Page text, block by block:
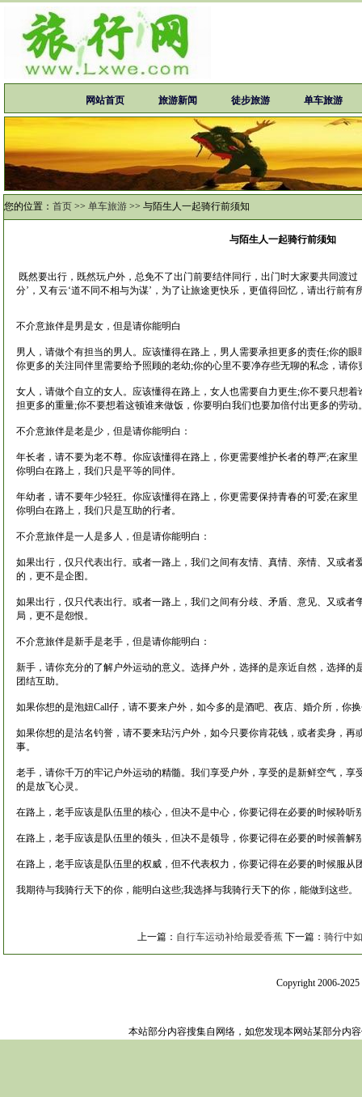
网站首页 旅游新闻 徒步旅游 单车旅游
您的位置： 首页 >> 单车旅游 >> 与陌生人一起骑行前须知
与陌生人一起骑行前须知
既然要出行，既然玩户外，总免不了出门前要结伴同行，出门时大家要共同渡
分’，又有云‘道不同不相与为谋’，为了让旅途更快乐，更值得回忆，请出行前有
不介意旅伴是男是女，但是请你能明白
男人，请做个有担当的男人。应该懂得在路上，男人需要承担更多的责任;你的
你更多的关注同伴里需要给予照顾的老幼;你的心里不要净存些无聊的私念，请
女人，请做个自立的女人。应该懂得在路上，女人也需要自力更生;你不要只想
担更多的重量;你不要想着这顿谁来做饭，你要明白我们也要加倍付出更多的劳动
不介意旅伴是老是少，但是请你能明白：
年长者，请不要为老不尊。你应该懂得在路上，你更需要维护长者的尊严;在家
你明白在路上，我们只是平等的同伴。
年幼者，请不要年少轻狂。你应该懂得在路上，你更需要保持青春的可爱;在家
你明白在路上，我们只是互助的行者。
不介意旅伴是一人是多人，但是请你能明白：
如果出行，仅只代表出行。或者一路上，我们之间有友情、真情、亲情、又或者
的，更不是企图。
如果出行，仅只代表出行。或者一路上，我们之间有分歧、矛盾、意见、又或者
局，更不是怨恨。
不介意旅伴是新手是老手，但是请你能明白：
新手，请你充分的了解户外运动的意义。选择户外，选择的是亲近自然，选择的
团结互助。
如果你想的是泡妞Call仔，请不要来户外，如今多的是酒吧、夜店、婚介所，你
如果你想的是沽名钓誉，请不要来玷污户外，如今只要你肯花钱，或者卖身，再
事。
老手，请你千万的牢记户外运动的精髓。我们享受户外，享受的是新鲜空气，享
的是放飞心灵。
在路上，老手应该是队伍里的核心，但决不是中心，你要记得在必要的时候聆听
在路上，老手应该是队伍里的领头，但决不是领导，你要记得在必要的时候善解
在路上，老手应该是队伍里的权威，但不代表权力，你要记得在必要的时候服从
我期待与我骑行天下的你，能明白这些;我选择与我骑行天下的你，能做到这些。
上一篇： 自行车运动补给最爱香蕉 下一篇： 骑行中
Copyright 2006-
本站部分内容搜集自网络，如您发现本网站某部分内